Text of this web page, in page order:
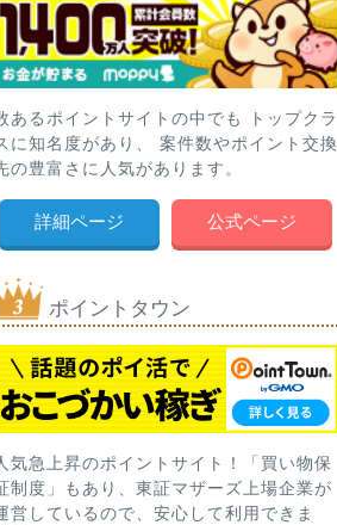
あるポイントサイトの中でも トップクラ
に知名度があり、 案件数やポイント交換
の豊富さに人気があります。
詳細ページ 公式ページ
ポイントタウン
気急上昇のポイントサイト！「買い物保
制度」もあり、東証マザーズ上場企業が
営しているので、安心して利用できま